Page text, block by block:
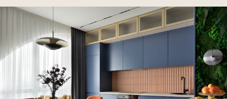
{ О проекте }